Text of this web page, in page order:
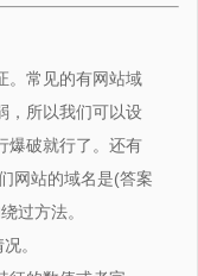
。常见的有网站域
，所以我们可以设
爆破就行了。还有
网站的域名是(答案
过方法。
。